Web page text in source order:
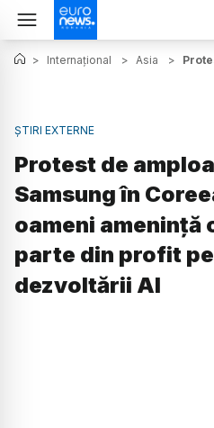
> Internațional > Asia >
ȘTIRI EXTERNE
Protest de
Samsung în
oameni amenință
parte din profit
dezvoltării AI